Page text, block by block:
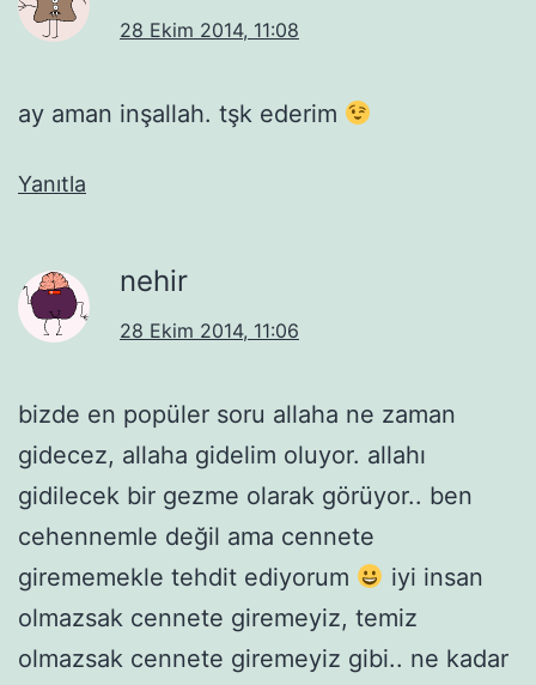
28 Ekim 2014, 11:08
ay aman inşallah. tşk ederim
Yanıtla
nehir
28 Ekim 2014, 11:06
bizde en popüler soru allaha ne zaman
gidecez, allaha gidelim oluyor. allahı
gidilecek bir gezme olarak görüyor.. ben
cehennemle değil ama cennete
girememekle tehdit ediyorum
iyi insan
olmazsak cennete giremeyiz, temiz
olmazsak cennete giremeyiz gibi.. ne kadar